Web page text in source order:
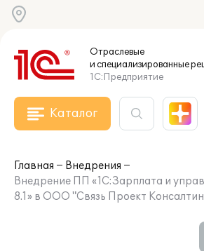
Отраслевые
и специализированные
1С:Предприятие
Каталог
Главная
Внедрения
Внедрение ПП «1С:Зарплата и
8.1» в ООО "Связь Проект